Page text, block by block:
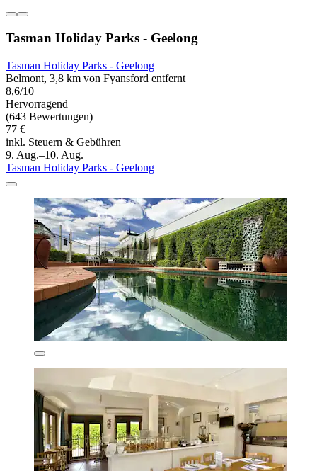
Tasman Holiday Parks - Geelong
Tasman Holiday Parks - Geelong
Belmont, 3,8 km von Fyansford entfernt
8,6/10
Hervorragend
(643 Bewertungen)
77 €
inkl. Steuern & Gebühren
9. Aug.–10. Aug.
Tasman Holiday Parks - Geelong